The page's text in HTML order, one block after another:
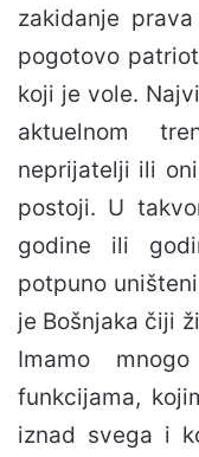
zakidanje
pogotovo
koji je vole.
aktuelnom
neprijatelji ili
postoji. U
godine ili
potpuno
je Bošnjaka čiji
Imamo
funkcijama,
iznad svega i